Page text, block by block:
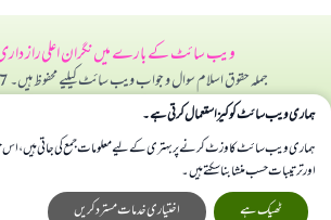
ویب سائٹ کے بارے میںنگران اعلیراز
جملہ حقوق اسلام سوال و جواب ویب سائٹ کیلیے محفوظ ہیں۔ 1997-2025 ©
ہماری ویب سائٹ کوکیز استعمال کرتی ہے۔
ہماری ویب سائٹ کا وزٹ کرنے پر بہتری کے لیے معلومات جمع کی جاتی ہیں،
اور ترتیبات حسب منشا بنا سکتے ہیں۔
اختیاری خدمات مسترد کریں ٹھیک ہے